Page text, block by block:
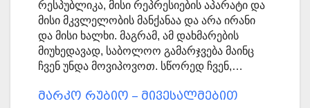
რესპუბლიკა, მისი რეპრესიების აპარატი და
მისი მკვლელობის მანქანაა და არა ირანი
და მისი ხალხი. მაგრამ, ამ დახმარების
მიუხედავად, საბოლოო გამარჯვება მაინც
ჩვენ უნდა მოვიპოვოთ. სწორედ ჩვენ,…
მარკო რუბიო – მივესალმებით